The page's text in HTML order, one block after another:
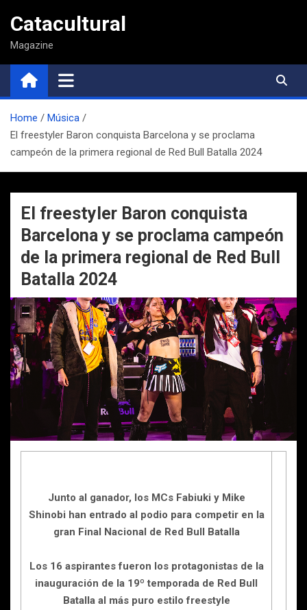
contenido
Catacultural
Magazine
Home
Música
El freestyler Baron conquista Barcelona y se proclama
campeón de la primera regional de Red Bull Batalla 2024
El freestyler Baron conquista
Barcelona y se proclama campeón
de la primera regional de Red Bull
Batalla 2024
Junto al ganador, los MCs Fabiuki y Mike
Shinobi han entrado al podio para competir en la
gran Final Nacional de Red Bull Batalla
Los 16 aspirantes fueron los protagonistas de la
inauguración de la 19º temporada de Red Bull
Batalla al más puro estilo freestyle